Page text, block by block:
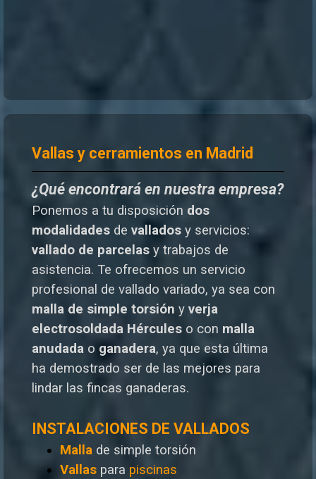
Vallas y cerramientos en Madrid
¿Qué encontrará en nuestra empresa?
Ponemos a tu disposición dos
modalidades de vallados y servicios:
vallado de parcelas y trabajos de
asistencia. Te ofrecemos un servicio
profesional de vallado variado, ya sea con
malla de simple torsión y verja
electrosoldada Hércules o con malla
anudada o ganadera, ya que esta última
ha demostrado ser de las mejores para
lindar las fincas ganaderas.
INSTALACIONES DE VALLADOS
Malla de simple torsión
Vallas para piscinas